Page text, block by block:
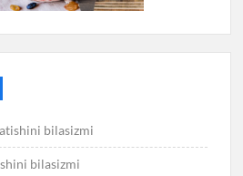
bilasizmi
bilasizmi